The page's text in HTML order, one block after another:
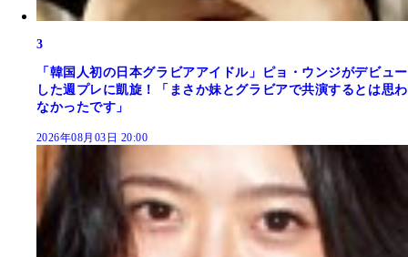
3
「韓国人初の日本グラビアアイドル」ピョ・ウンジがデビュー
した週プレに凱旋！「まさか妹とグラビアで共演するとは思わ
なかったです」
2026年08月03日 20:00